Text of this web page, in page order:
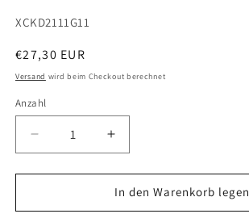
SKU:
XCKD2111G11
Normaler
Preis
€27,30 EUR
Versand wird beim Checkout berechnet
Anzahl
Verringere
die
Menge
Telemecanique
Erhöhe
die
Menge
für
Telemecanique
In den Warenkorb legen